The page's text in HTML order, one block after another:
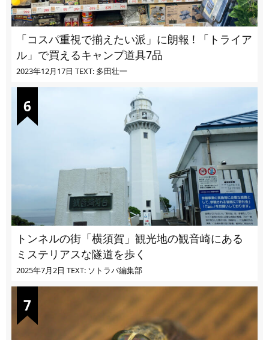
「コスパ重視で揃えたい派」に朗報 ! 「トライア
ル」で買えるキャンプ道具7品
2023年12月17日 TEXT: 多田壮一
トンネルの街「横須賀」観光地の観音崎にある
ミステリアスな隧道を歩く
2025年7月2日 TEXT: ソトラバ編集部